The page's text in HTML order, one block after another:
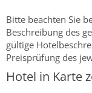
Bitte beachten Sie
Beschreibung des
gültige
Preisprüfung des
Hotel in Karte